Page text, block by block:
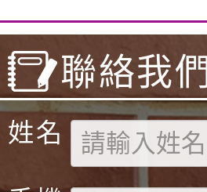
聯絡我
姓名